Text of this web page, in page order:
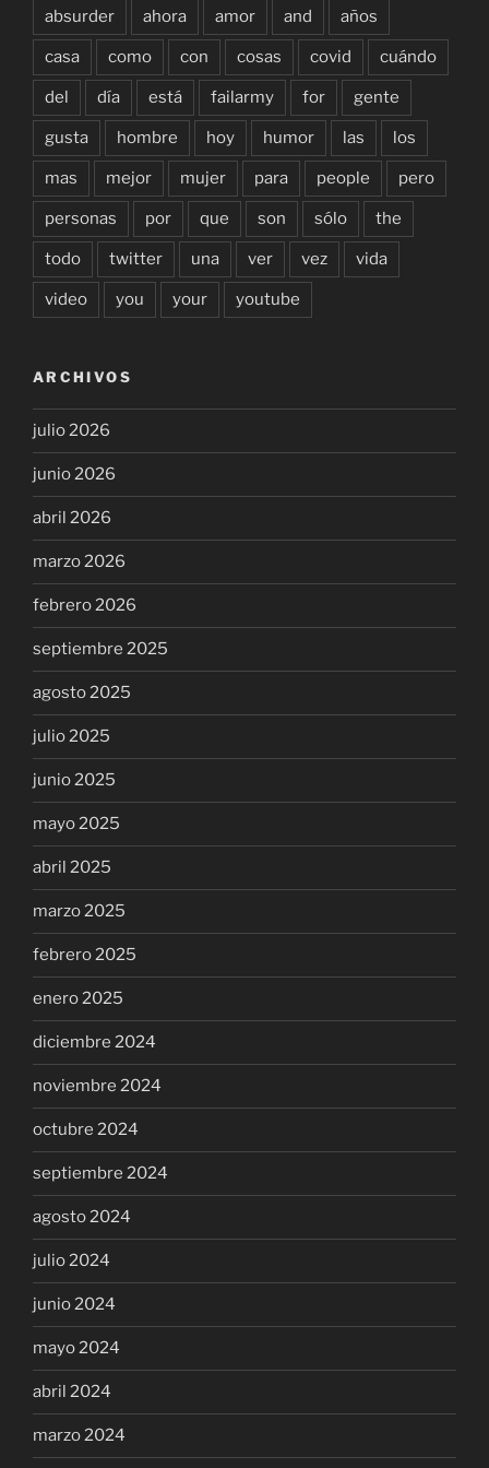
absurder ahora amor and años
casa como con cosas covid cuándo
del día está failarmy for gente
gusta hombre hoy humor las los
mas mejor mujer para people pero
personas por que son sólo the
todo twitter una ver vez vida
video you your youtube
ARCHIVOS
julio 2026
junio 2026
abril 2026
marzo 2026
febrero 2026
septiembre 2025
agosto 2025
julio 2025
junio 2025
mayo 2025
abril 2025
marzo 2025
febrero 2025
enero 2025
diciembre 2024
noviembre 2024
octubre 2024
septiembre 2024
agosto 2024
julio 2024
junio 2024
mayo 2024
abril 2024
marzo 2024